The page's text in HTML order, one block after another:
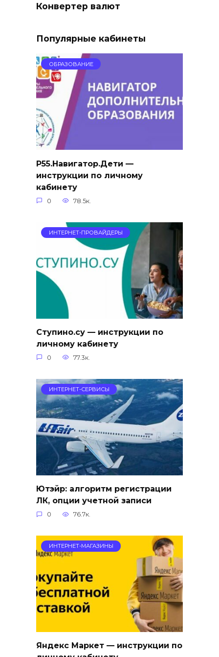
Конвертер валют
Популярные кабинеты
ОБРАЗОВАНИЕ
Р55.Навигатор.Дети —
инструкции по личному
кабинету
0 78.5к.
ИНТЕРНЕТ-ПРОВАЙДЕРЫ
Ступино.су — инструкции по
личному кабинету
0 77.3к.
ИНТЕРНЕТ-СЕРВИСЫ
Ютэйр: алгоритм регистрации
ЛК, опции учетной записи
0 76.7к.
ИНТЕРНЕТ-МАГАЗИНЫ
Яндекс Маркет — инструкции по